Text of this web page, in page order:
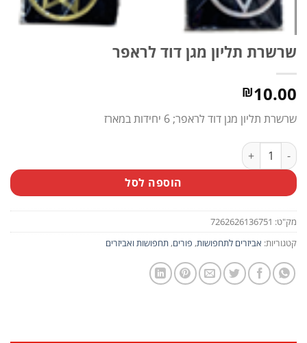
שרשרת תליון מגן דוד לראפר
₪10.00
שרשרת תליון מגן דוד לראפר; 6 יחידות במארז
כמות של שרשרת תליון מגן דוד לראפר
הוספה לסל
מק"ט: 7262626136751
קטגוריות: אביזרים לתחפושות, פורים, תחפושות ואביזרים